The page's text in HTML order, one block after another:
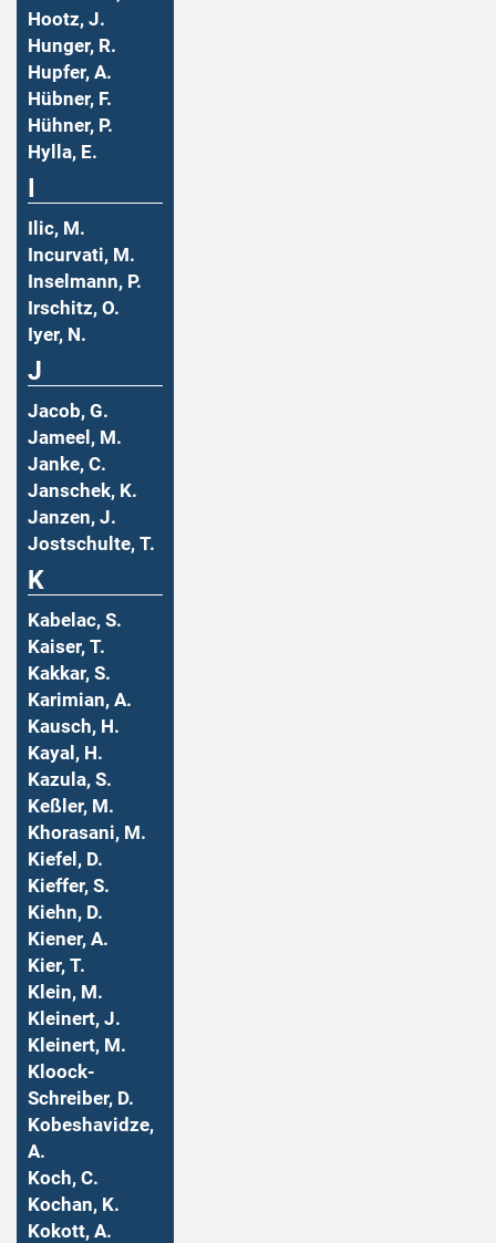
Hootz, J.
Hunger, R.
Hupfer, A.
Hübner, F.
Hühner, P.
Hylla, E.
Ilic, M.
Incurvati, M.
Inselmann, P.
Irschitz, O.
Iyer, N.
J
Jacob, G.
Jameel, M.
Janke, C.
Janschek, K.
Janzen, J.
Jostschulte, T.
K
Kabelac, S.
Kaiser, T.
Kakkar, S.
Karimian, A.
Kausch, H.
Kayal, H.
Kazula, S.
Keßler, M.
Khorasani, M.
Kiefel, D.
Kieffer, S.
Kiehn, D.
Kiener, A.
Kier, T.
Klein, M.
Kleinert, J.
Kleinert, M.
Kloock-
Schreiber, D.
Kobeshavidze,
A.
Koch, C.
Kochan, K.
Kokott, A.